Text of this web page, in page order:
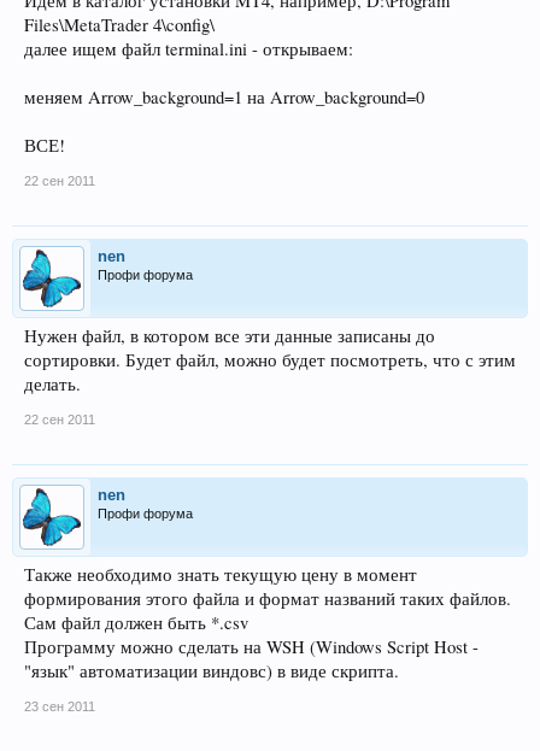
Files\MetaTrader 4\config\
далее ищем файл terminal.ini - открываем:
меняем Arrow_background=1 на Arrow_background=0
ВСЕ!
22 сен 2011
nen
Профи форума
Нужен файл, в котором все эти данные записаны до
сортировки. Будет файл, можно будет посмотреть, что с этим
делать.
22 сен 2011
nen
Профи форума
Также необходимо знать текущую цену в момент
формирования этого файла и формат названий таких файлов.
Сам файл должен быть *.csv
Программу можно сделать на WSH (Windows Script Host -
"язык" автоматизации виндовс) в виде скрипта.
23 сен 2011